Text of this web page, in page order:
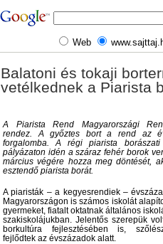
Web
Balatoni és tokaji
vetélkednek a Piarista
A Piarista Rend Magyarországi
rendez. A győztes bort a rend az
forgalomba. A régi piarista borászati
pályázaton idén a száraz fehér borok
március végére hozza meg döntését,
esztendő piarista borát.
A piaristák – a kegyesrendiek –
Magyarországon is számos iskolát
gyermeket, fiatalt oktatnak általános
szakiskolájukban. Jelentős szerepük
borkultúra fejlesztésében is,
fejlődtek az évszázadok alatt.